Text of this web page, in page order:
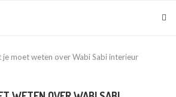
je moet weten over Wabi Sabi interieur